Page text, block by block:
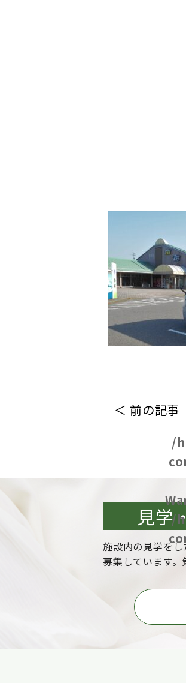
＜ 前の記事
/
/
見学
施設内の見学を
募集しています